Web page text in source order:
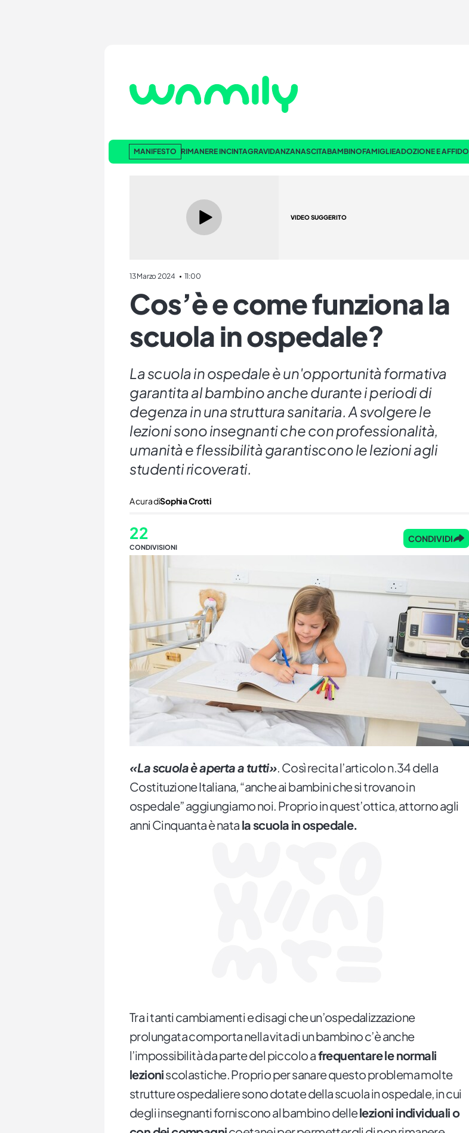
MANIFESTO RIMANERE INCINTAGRAVIDANZANASCITABAMBINOFAMIGLIEADOZIONE E AFFIDO
VIDEO SUGGERITO
13 Marzo 2024 11:00
Cos’è e come funziona la
scuola in ospedale?
La scuola in ospedale è un'opportunità formativa
garantita al bambino anche durante i periodi di
degenza in una struttura sanitaria. A svolgere le
lezioni sono insegnanti che con professionalità,
umanità e flessibilità garantiscono le lezioni agli
studenti ricoverati.
A cura diSophia Crotti
22
CONDIVISIONI
CONDIVIDI
«La scuola è aperta a tutti». Così recita l’articolo n.34 della
Costituzione Italiana, “anche ai bambini che si trovano in
ospedale” aggiungiamo noi. Proprio in quest’ottica, attorno agli
anni Cinquanta è nata la scuola in ospedale.
Tra i tanti cambiamenti e disagi che un’ospedalizzazione
prolungata comporta nella vita di un bambino c’è anche
l’impossibilità da parte del piccolo afrequentare le normali
lezioniscolastiche. Proprio per sanare questo problema molte
strutture ospedaliere sono dotate della scuola in ospedale, in cui
degli insegnanti forniscono al bambino dellelezioni individuali o